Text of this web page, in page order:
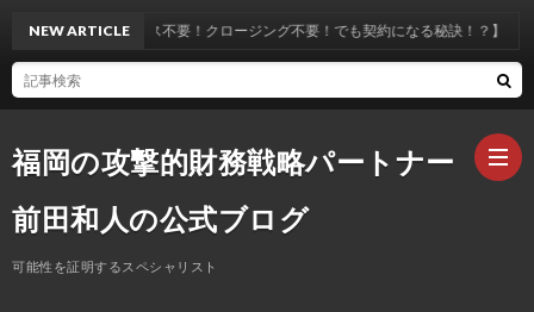
福岡の攻撃的財務戦略パートナー
前田和人の公式ブログ
可能性を証明するスペシャリスト
NEW ARTICLE
【セールス不要！クロージング不要！でも契約になる秘訣！？】